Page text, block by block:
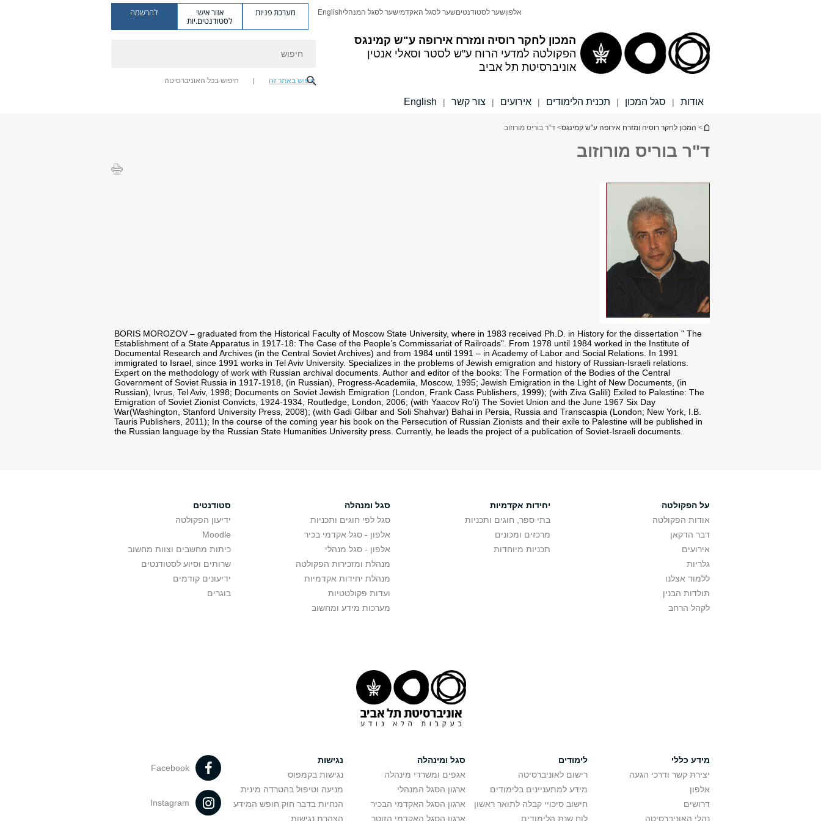
המכון לחקר רוסיה ומזרח אירופה ע"ש קמינגס
הפקולטה למדעי הרוח ע"ש לסטר וסאלי אנטין
אוניברסיטת תל אביב
אלפוןשער לסטודנטיםשער לסגל האקדמישער לסגל המנהליEnglish מערכת פניות אזור אישי
לסטודנטים.יות
להרשמה
חיפוש באתר זה חיפוש בכל האוניברסיטה
אודות | סגל המכון | תכנית הלימודים | אירועים | צור קשר |
English
הינך נמצא כאן
> המכון לחקר רוסיה ומזרח אירופה ע"ש קמינגס> ד"ר בוריס מורוזוב
ד"ר בוריס מורוזוב
BORIS MOROZOV – graduated from the Historical Faculty of Moscow State University, where in 1983 received Ph.D. in History for the dissertation " The
Establishment of a State Apparatus in 1917-18: The Case of the People’s Commissariat of Railroads". From 1978 until 1984 worked in the Institute of
Documental Research and Archives (in the Central Soviet Archives) and from 1984 until 1991 – in Academy of Labor and Social Relations. In 1991
immigrated to Israel, since 1991 works in Tel Aviv University. Specializes in the problems of Jewish emigration and history of Russian-Israeli relations.
Expert on the methodology of work with Russian archival documents. Author and editor of the books: The Formation of the Bodies of the Central
Government of Soviet Russia in 1917-1918, (in Russian), Progress-Academiia, Moscow, 1995; Jewish Emigration in the Light of New Documents, (in
Russian), Ivrus, Tel Aviv, 1998; Documents on Soviet Jewish Emigration (London, Frank Cass Publishers, 1999); (with Ziva Galili) Exiled to Palestine: The
Emigration of Soviet Zionist Convicts, 1924-1934, Routledge, London, 2006; (with Yaacov Ro'i) The Soviet Union and the June 1967 Six Day
War(Washington, Stanford University Press, 2008); (with Gadi Gilbar and Soli Shahvar) Bahai in Persia, Russia and Transcaspia (London; New York, I.B.
Tauris Publishers, 2011); In the course of the coming year his book on the Persecution of Russian Zionists and their exile to Palestine will be published in
the Russian language by the Russian State Humanities University press. Currently, he leads the project of a publication of Soviet-Israeli documents.
על הפקולטה
אודות הפקולטה
דבר הדקאן
אירועים
גלריות
ללמוד אצלנו
תולדות הבנין
לקהל הרחב
יחידות אקדמיות
בתי ספר, חוגים ותכניות
מרכזים ומכונים
תכניות מיוחדות
סגל ומנהלה
סגל לפי חוגים ותכניות
אלפון - סגל אקדמי בכיר
אלפון - סגל מנהלי
מנהלת ומזכירות הפקולטה
מנהלת יחידות אקדמיות
ועדות פקולטטיות
מערכות מידע ומחשוב
סטודנטים
ידיעון הפקולטה
Moodle
כיתות מחשבים וצוות מחשוב
שרותים וסיוע לסטודנטים
ידיעונים קודמים
בוגרים
מידע כללי
יצירת קשר ודרכי הגעה
אלפון
דרושים
נהלי האוניברסיטה
לימודים
רישום לאוניברסיטה
מידע למתעניינים בלימודים
חישוב סיכויי קבלה לתואר ראשון
לוח שנת הלימודים
סגל ומינהלה
אגפים ומשרדי מינהלה
ארגון הסגל המנהלי
ארגון הסגל האקדמי הבכיר
ארגון הסגל האקדמי הזוטר
נגישות
נגישות בקמפוס
מניעה וטיפול בהטרדה מינית
הנחיות בדבר חוק חופש המידע
הצהרת נגישות
Facebook
Instagram